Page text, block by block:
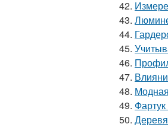
42.
43.
44.
45.
46.
47.
48.
49.
50.